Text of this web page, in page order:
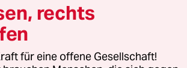
Winter:
bitte schimmelanfälliger?
ist das Maß der Dinge. Wird
vielen leider vergessen.
rechts
für eine offene Gesellschaft!